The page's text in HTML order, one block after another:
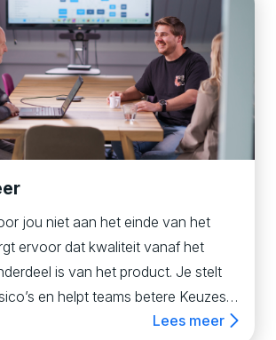
Ook headless
Kontent.ai is een pad dat je kunt
jou niet aan het einde van het
ervoor dat kwaliteit vanaf het
is van het product. Je stelt
en helpt teams betere Keuzes
Dan zoeken we jou. Als QALees meer